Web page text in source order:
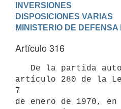
INVERSIONES
DISPOSICIONES VARIAS
MINISTERIO DE
Artículo 316
artículo 280 de la
7
de enero de 1970, en